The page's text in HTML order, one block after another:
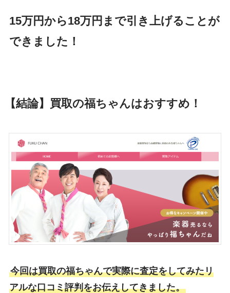
15万円から18万円まで引き上げることが
できました！
【結論】買取の福ちゃんはおすすめ！
今回は買取の福ちゃんで実際に査定をしてみたリ
アルな口コミ評判をお伝えしてきました。